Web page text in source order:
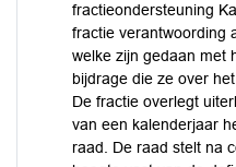
fractieondersteuning
fractie verantwoording
welke zijn gedaan met
bijdrage die ze over
De fractie overlegt
van een kalenderjaar
raad. De raad stelt na